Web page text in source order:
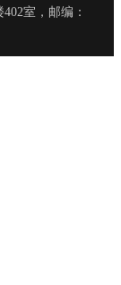
室，邮编：